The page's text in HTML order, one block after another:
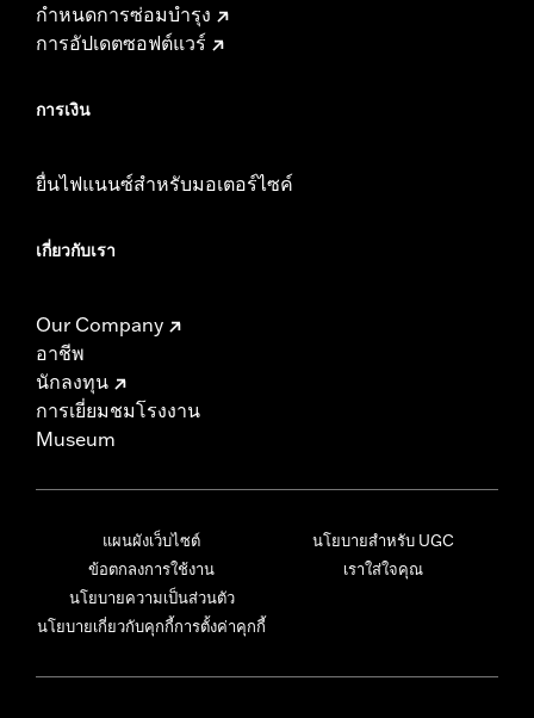
กำหนดการซ่อมบำรุง
การอัปเดตซอฟต์แวร์
การเงิน
ยื่นไฟแนนซ์สำหรับมอเตอร์ไซค์
เกี่ยวกับเรา
Our Company
อาชีพ
นักลงทุน
การเยี่ยมชมโรงงาน
Museum
แผนผังเว็บไซต์
ข้อตกลงการใช้งาน
นโยบายความเป็นส่วนตัว
นโยบายเกี่ยวกับคุกกี้การตั้งค่าคุกกี้
นโยบายสำหรับ UGC
เราใส่ใจคุณ